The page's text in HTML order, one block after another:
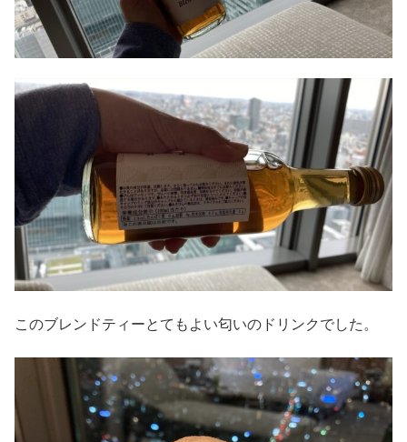
このブレンドティーとてもよい匂いのドリンクでした。